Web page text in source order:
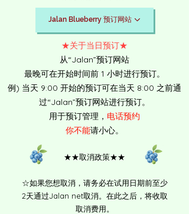
Jalan Blueberry 预订网站
★关于当日预订★
从“Jalan”预订网站
最晚可在开始时间前 1 小时进行预订。
例) ​当天 9:00 开始的预订可在当天 8:00 之前通
过“Jalan”预订网站进行预订。
​用于预订管理， 电话预约
你不能请小心。
★★取消政策★★
☆如果您想取消，请务必在试用日期前至少
2天通过Jalan net取消。在此之后，将收取
取消费用。